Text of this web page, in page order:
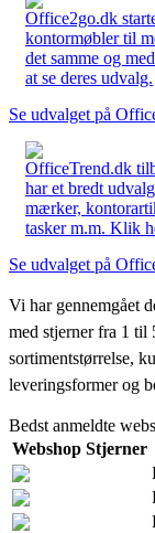
Office2go.dk
kontormøbler til
det samme og
at se deres udvalg.
Se udvalget på
OfficeTrend.dk
har et bredt
mærker,
tasker m.m. Klik
Se udvalget på
Vi har gennemgået
med stjerner fra 1 til
sortimentstørrelse,
leveringsformer og
Bedst anmeldte
Webshop Stjerner